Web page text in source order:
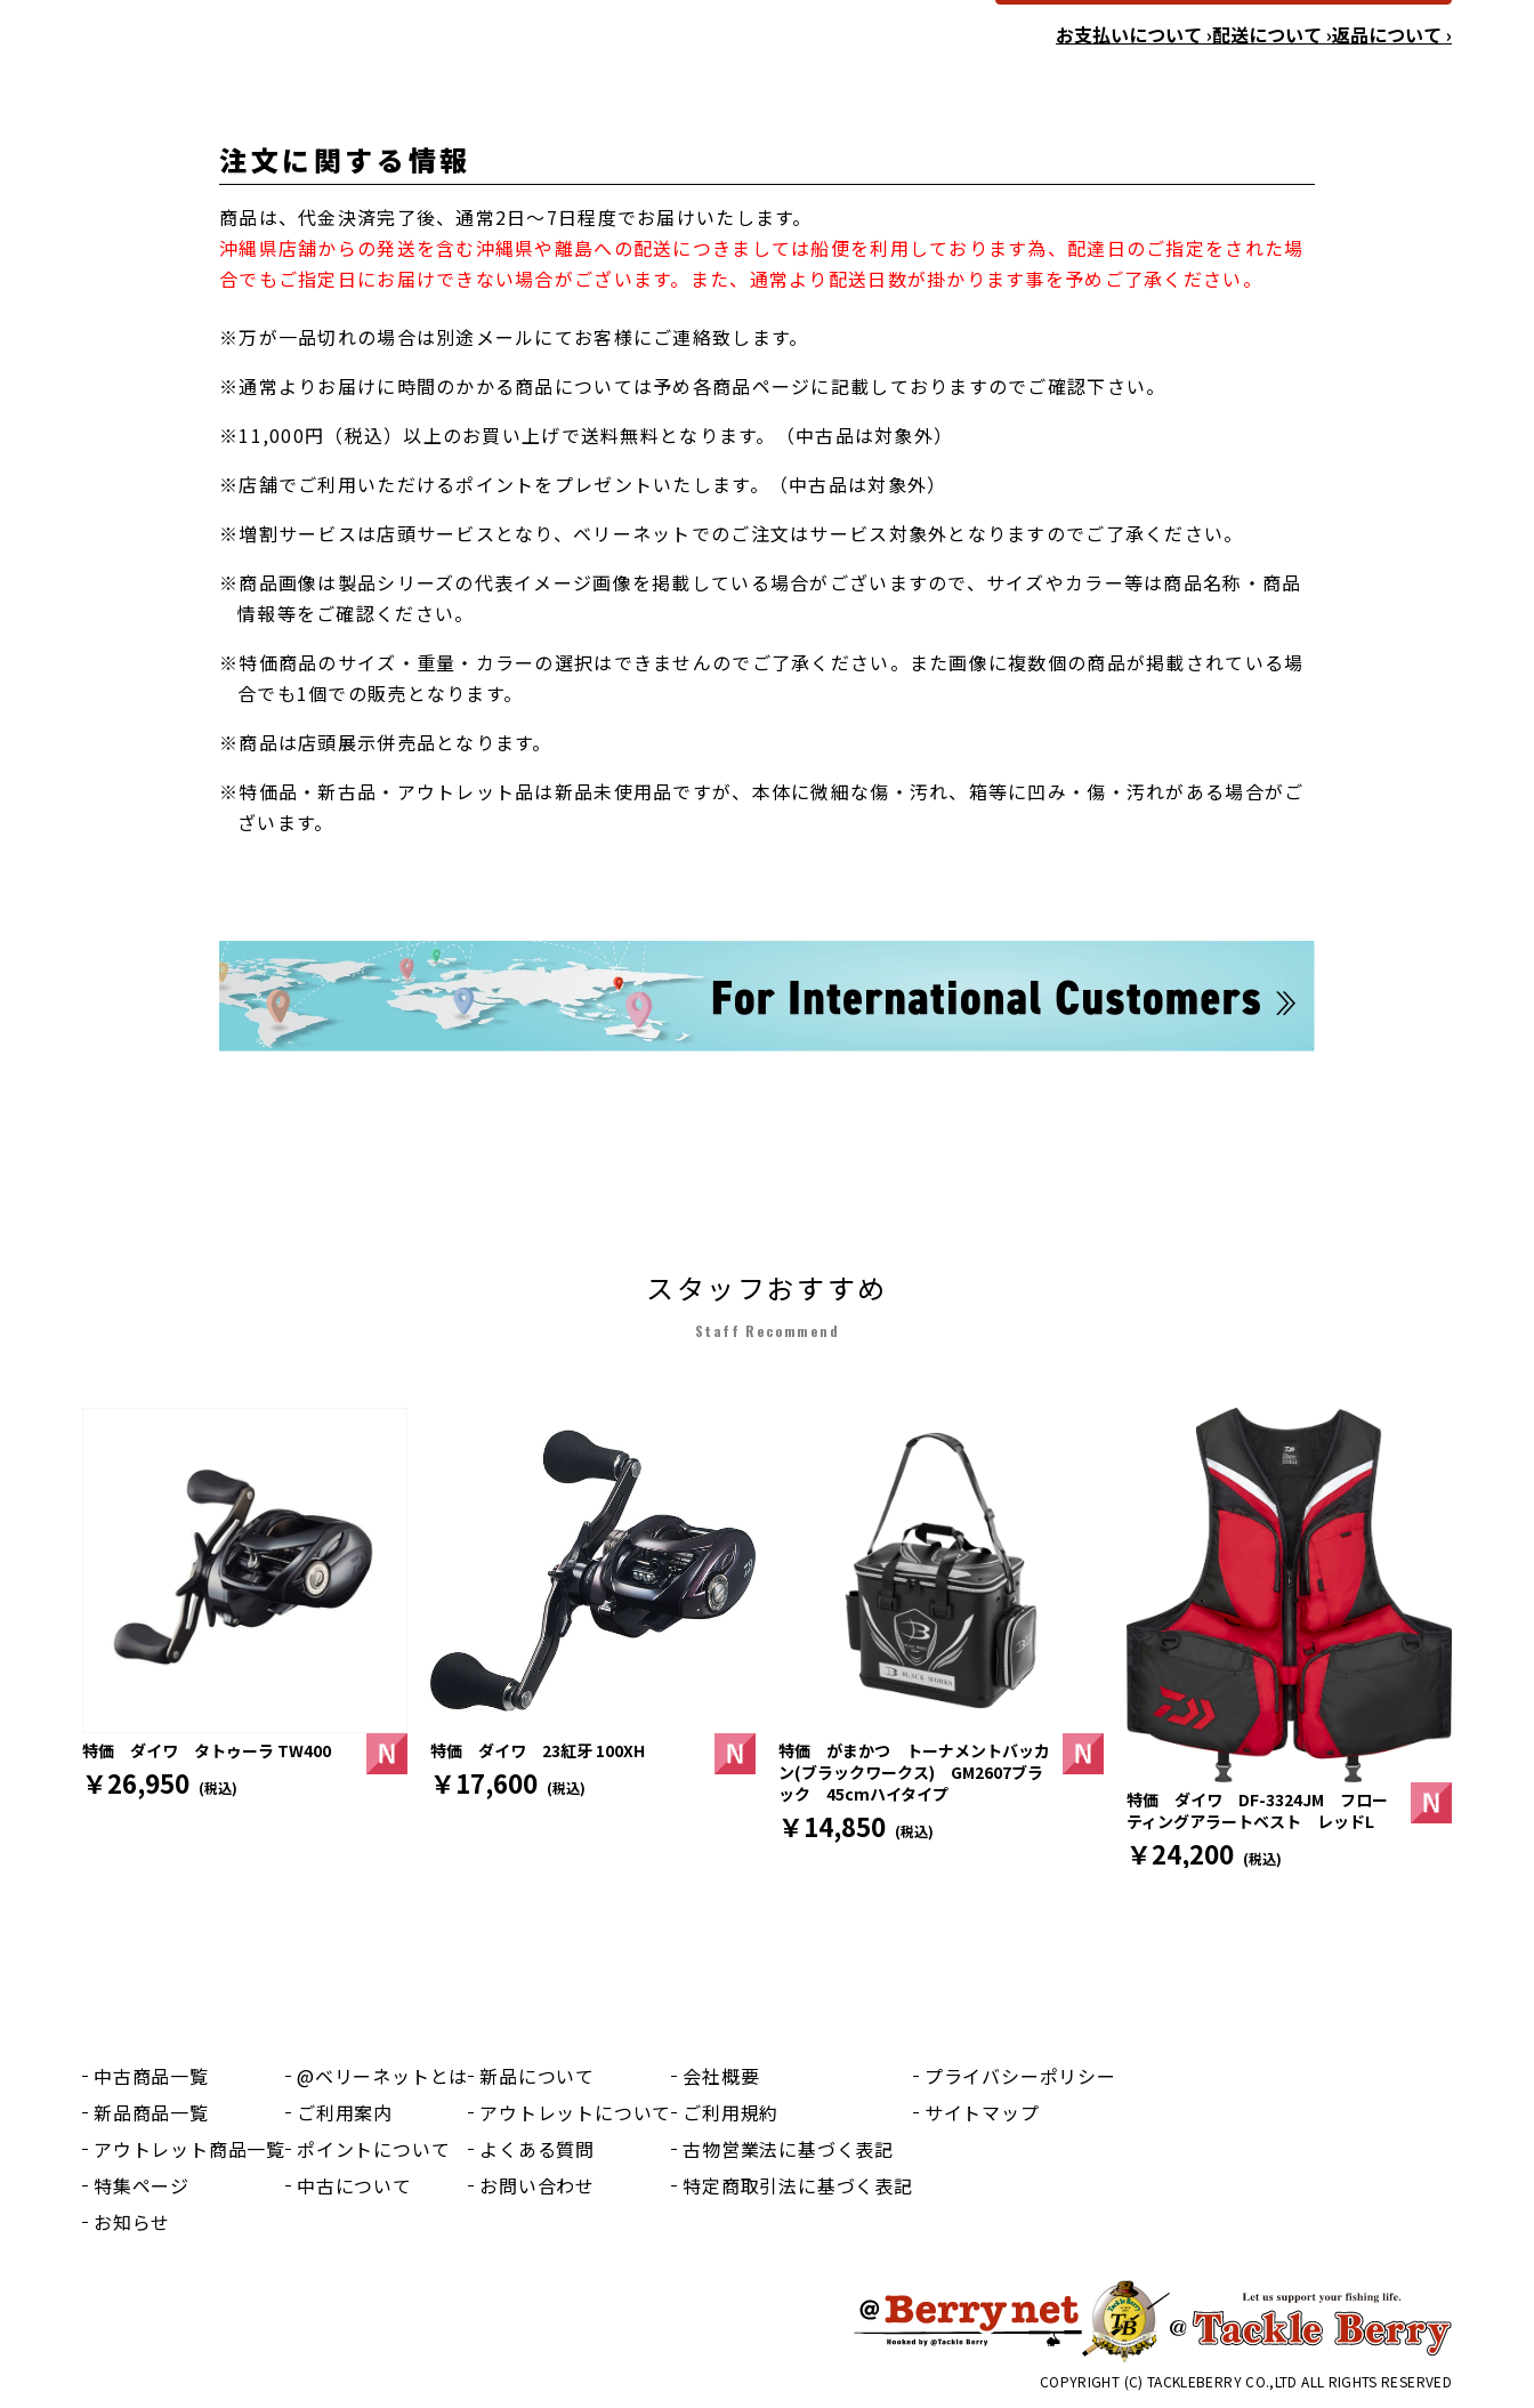
お支払いについて ›配送について ›返品について ›
注文に関する情報
商品は、代金決済完了後、通常2日～7日程度でお届けいたします。
沖縄県店舗からの発送を含む沖縄県や離島への配送につきましては船便を利用しております為、配達日のご指定をされた場
合でもご指定日にお届けできない場合がございます。また、通常より配送日数が掛かります事を予めご了承ください。
※万が一品切れの場合は別途メールにてお客様にご連絡致します。
※通常よりお届けに時間のかかる商品については予め各商品ページに記載しておりますのでご確認下さい。
※11,000円（税込）以上のお買い上げで送料無料となります。（中古品は対象外）
※店舗でご利用いただけるポイントをプレゼントいたします。（中古品は対象外）
※増割サービスは店頭サービスとなり、ベリーネットでのご注文はサービス対象外となりますのでご了承ください。
※商品画像は製品シリーズの代表イメージ画像を掲載している場合がございますので、サイズやカラー等は商品名称・商品
情報等をご確認ください。
※特価商品のサイズ・重量・カラーの選択はできませんのでご了承ください。また画像に複数個の商品が掲載されている場
合でも1個での販売となります。
※商品は店頭展示併売品となります。
※特価品・新古品・アウトレット品は新品未使用品ですが、本体に微細な傷・汚れ、箱等に凹み・傷・汚れがある場合がご
ざいます。
スタッフおすすめ
Staff Recommend
特価 ダイワ タトゥーラ TW400
￥26,950 (税込)
特価 ダイワ 23紅牙 100XH
￥17,600 (税込)
特価 がまかつ トーナメントバッカ
ン(ブラックワークス) GM2607ブラ
ック 45cmハイタイプ
￥14,850 (税込)
特価 ダイワ DF-3324JM フロー
ティングアラートベスト レッドL
￥24,200 (税込)
中古商品一覧
新品商品一覧
アウトレット商品一覧
特集ページ
お知らせ
@ベリーネットとは
ご利用案内
ポイントについて
中古について
新品について
アウトレットについて
よくある質問
お問い合わせ
会社概要
ご利用規約
古物営業法に基づく表記
特定商取引法に基づく表記
プライバシーポリシー
サイトマップ
COPYRIGHT (C) TACKLEBERRY CO.,LTD ALL RIGHTS RESERVED